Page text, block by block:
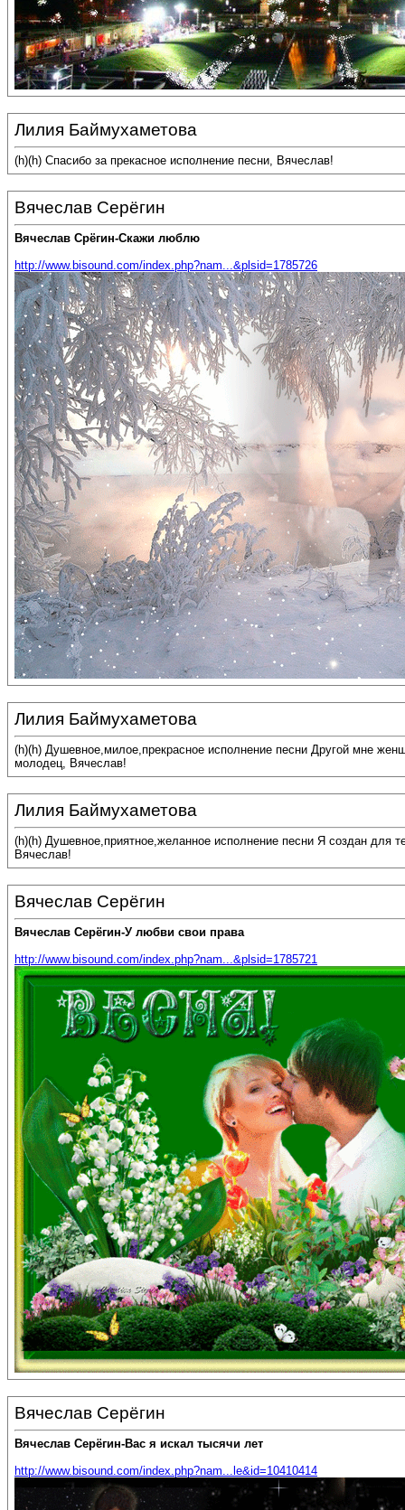
Лилия Баймухаметова
(h)(h) Спасибо за прекасное исполнение песни, Вячеслав!
Вячеслав Серёгин
Вячеслав Срёгин-Скажи люблю
http://www.bisound.com/index.php?nam...&plsid=1785726
Лилия Баймухаметова
(h)(h) Душевное,милое,прекрасное исполнение песни Другой мне
молодец, Вячеслав!
Лилия Баймухаметова
(h)(h) Душевное,приятное,желанное исполнение песни Я создан для
Вячеслав!
Вячеслав Серёгин
Вячеслав Серёгин-У любви свои права
http://www.bisound.com/index.php?nam...&plsid=1785721
Вячеслав Серёгин
Вячеслав Серёгин-Вас я искал тысячи лет
http://www.bisound.com/index.php?nam...le&id=10410414